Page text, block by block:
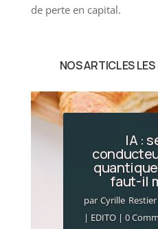
de perte en capital.
NOS ARTICLES
Incendies
: le choc
Cyrille Restier
| Actualité
patrimoniales| 0